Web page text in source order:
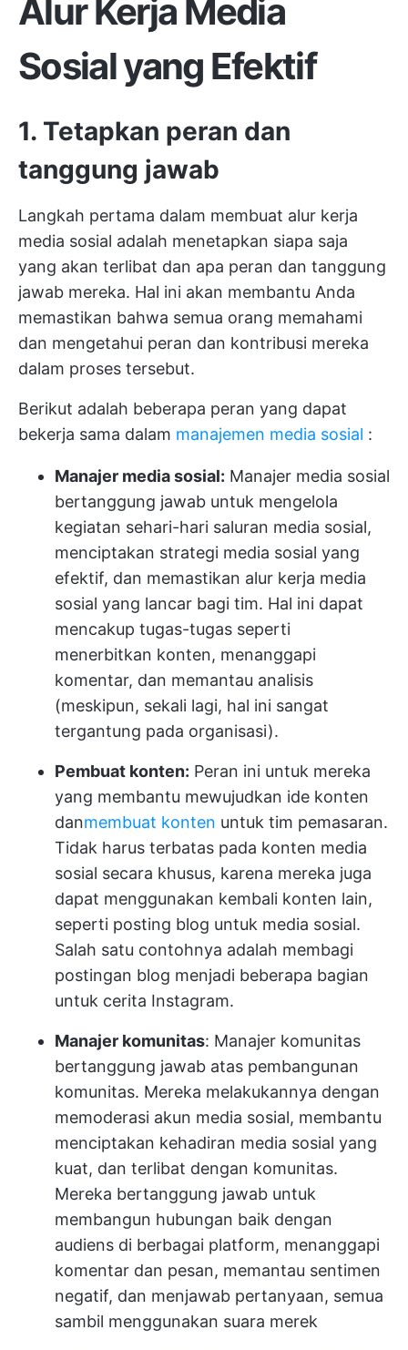
Alur Kerja Media
Sosial yang Efektif
1. Tetapkan peran dan
tanggung jawab
Langkah pertama dalam membuat alur kerja
media sosial adalah menetapkan siapa saja
yang akan terlibat dan apa peran dan tanggung
jawab mereka. Hal ini akan membantu Anda
memastikan bahwa semua orang memahami
dan mengetahui peran dan kontribusi mereka
dalam proses tersebut.
Berikut adalah beberapa peran yang dapat
bekerja sama dalam manajemen media sosial :
Manajer media sosial: Manajer media sosial
bertanggung jawab untuk mengelola
kegiatan sehari-hari saluran media sosial,
menciptakan strategi media sosial yang
efektif, dan memastikan alur kerja media
sosial yang lancar bagi tim. Hal ini dapat
mencakup tugas-tugas seperti
menerbitkan konten, menanggapi
komentar, dan memantau analisis
(meskipun, sekali lagi, hal ini sangat
tergantung pada organisasi).
Pembuat konten: Peran ini untuk mereka
yang membantu mewujudkan ide konten
danmembuat konten untuk tim pemasaran.
Tidak harus terbatas pada konten media
sosial secara khusus, karena mereka juga
dapat menggunakan kembali konten lain,
seperti posting blog untuk media sosial.
Salah satu contohnya adalah membagi
postingan blog menjadi beberapa bagian
untuk cerita Instagram.
Manajer komunitas: Manajer komunitas
bertanggung jawab atas pembangunan
komunitas. Mereka melakukannya dengan
memoderasi akun media sosial, membantu
menciptakan kehadiran media sosial yang
kuat, dan terlibat dengan komunitas.
Mereka bertanggung jawab untuk
membangun hubungan baik dengan
audiens di berbagai platform, menanggapi
komentar dan pesan, memantau sentimen
negatif, dan menjawab pertanyaan, semua
sambil menggunakan suara merek